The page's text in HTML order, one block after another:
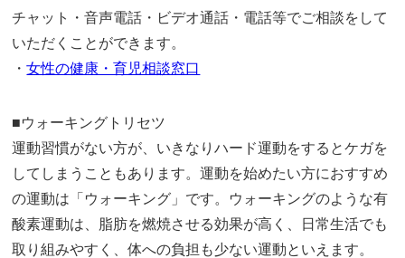
チャット・音声電話・ビデオ通話・電話等でご相談をして
いただくことができます。
・女性の健康・育児相談窓口
■ウォーキングトリセツ
運動習慣がない方が、いきなりハード運動をするとケガを
してしまうこともあります。運動を始めたい方におすすめ
の運動は「ウォーキング」です。ウォーキングのような有
酸素運動は、脂肪を燃焼させる効果が高く、日常生活でも
取り組みやすく、体への負担も少ない運動といえます。